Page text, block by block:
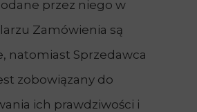
przez niego w
Zamówienia są
natomiast Sprzedawca
zobowiązany do
ich prawdziwości i